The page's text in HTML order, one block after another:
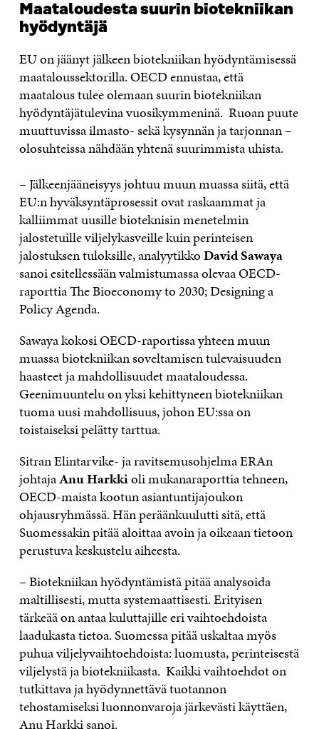
Maataloudesta suurin biotekniikan
hyödyntäjä
EU on jäänyt jälkeen biotekniikan hyödyntämisessä
maataloussektorilla. OECD ennustaa, että
maatalous tulee olemaan suurin biotekniikan
hyödyntäjätulevina vuosikymmeninä. Ruoan puute
muuttuvissa ilmasto- sekä kysynnän ja tarjonnan –
olosuhteissa nähdään yhtenä suurimmista uhista.
– Jälkeenjääneisyys johtuu muun muassa siitä, että
EU:n hyväksyntäprosessit ovat raskaammat ja
kalliimmat uusille bioteknisin menetelmin
jalostetuille viljelykasveille kuin perinteisen
jalostuksen tuloksille, analyytikkoDavid Sawaya
sanoi esitellessään valmistumassa olevaa OECD-
raporttia The Bioeconomy to 2030; Designing a
Policy Agenda.
Sawaya kokosi OECD-raportissa yhteen muun
muassa biotekniikan soveltamisen tulevaisuuden
haasteet ja mahdollisuudet maataloudessa.
Geenimuuntelu on yksi kehittyneen biotekniikan
tuoma uusi mahdollisuus, johon EU:ssa on
toistaiseksi pelätty tarttua.
Sitran Elintarvike- ja ravitsemusohjelma ERAn
johtajaAnu Harkkioli mukanaraporttia tehneen,
OECD-maista kootun asiantuntijajoukon
ohjausryhmässä. Hän peräänkuulutti sitä, että
Suomessakin pitää aloittaa avoin ja oikeaan tietoon
perustuva keskustelu aiheesta.
– Biotekniikan hyödyntämistä pitää analysoida
maltillisesti, mutta systemaattisesti. Erityisen
tärkeää on antaa kuluttajille eri vaihtoehdoista
laadukasta tietoa. Suomessa pitää uskaltaa myös
puhua viljelyvaihtoehdoista: luomusta, perinteisestä
viljelystä ja biotekniikasta. Kaikki vaihtoehdot on
tutkittava ja hyödynnettävä tuotannon
tehostamiseksi luonnonvaroja järkevästi käyttäen,
Anu Harkki sanoi.